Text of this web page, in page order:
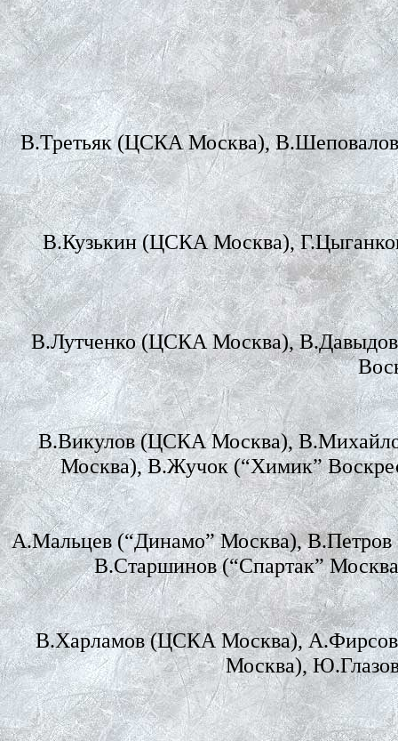
В.Третьяк (ЦСКА Москва), В.Шеповалов
В.Кузькин (ЦСКА Москва),
В.Лутченко (ЦСКА Москва),
В.Викулов (ЦСКА Москва),
Москва), В.Жучок (“Химик”
А.Мальцев (“Динамо” Москва),
В.Старшинов (“Спартак”
В.Харламов (ЦСКА Москва),
Москва),